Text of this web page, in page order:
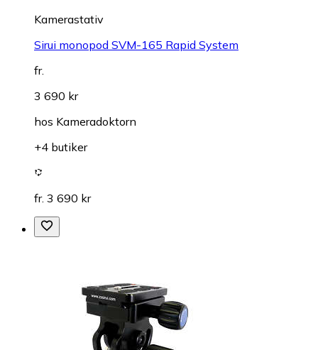
Kamerastativ
Sirui monopod SVM-165 Rapid System
fr.
3 690 kr
hos Kameradoktorn
+4 butiker
fr. 3 690 kr